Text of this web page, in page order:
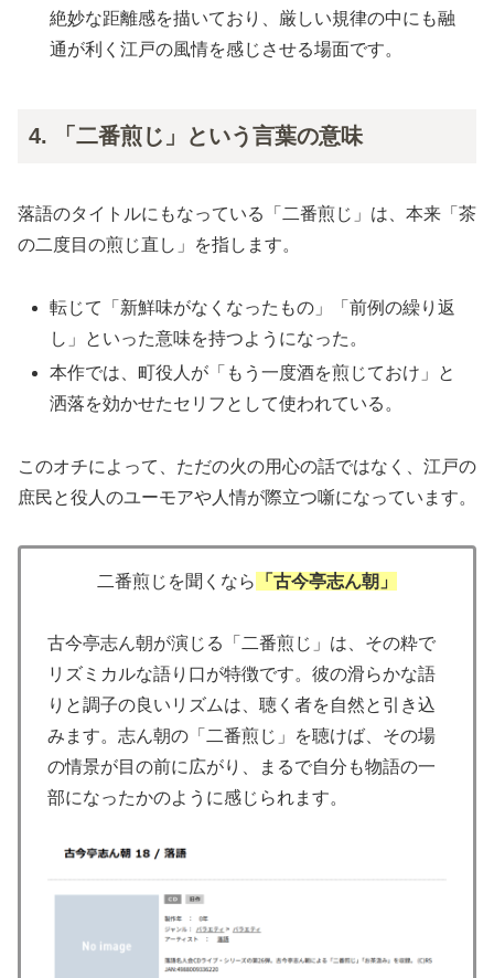
絶妙な距離感を描いており、厳しい規律の中にも融
通が利く江戸の風情を感じさせる場面です。
4. 「二番煎じ」という言葉の意味
落語のタイトルにもなっている「二番煎じ」は、本来「茶
の二度目の煎じ直し」を指します。
転じて「新鮮味がなくなったもの」「前例の繰り返
し」といった意味を持つようになった。
本作では、町役人が「もう一度酒を煎じておけ」と
洒落を効かせたセリフとして使われている。
このオチによって、ただの火の用心の話ではなく、江戸の
庶民と役人のユーモアや人情が際立つ噺になっています。
二番煎じを聞くなら 「古今亭志ん朝」
古今亭志ん朝が演じる「二番煎じ」は、その粋で
リズミカルな語り口が特徴です。彼の滑らかな語
りと調子の良いリズムは、聴く者を自然と引き込
みます。志ん朝の「二番煎じ」を聴けば、その場
の情景が目の前に広がり、まるで自分も物語の一
部になったかのように感じられます。